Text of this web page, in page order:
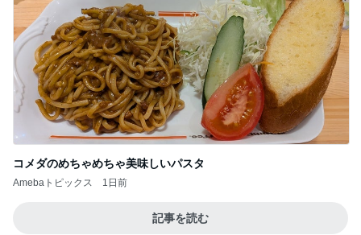
コメダのめちゃめちゃ美味しいパスタ
Amebaトピックス 1日前
記事を読む